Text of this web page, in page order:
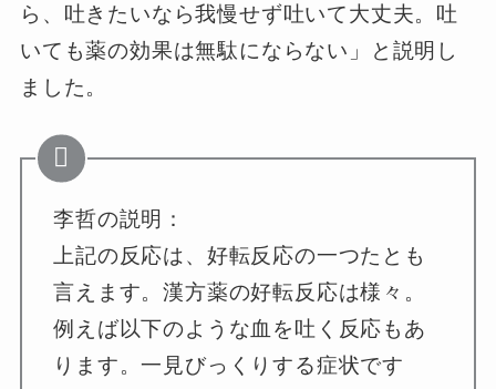
ら、吐きたいなら我慢せず吐いて大丈夫。吐
いても薬の効果は無駄にならない」と説明し
ました。
李哲の説明：
上記の反応は、好転反応の一つたとも
言えます。漢方薬の好転反応は様々。
例えば以下のような血を吐く反応もあ
ります。一見びっくりする症状です